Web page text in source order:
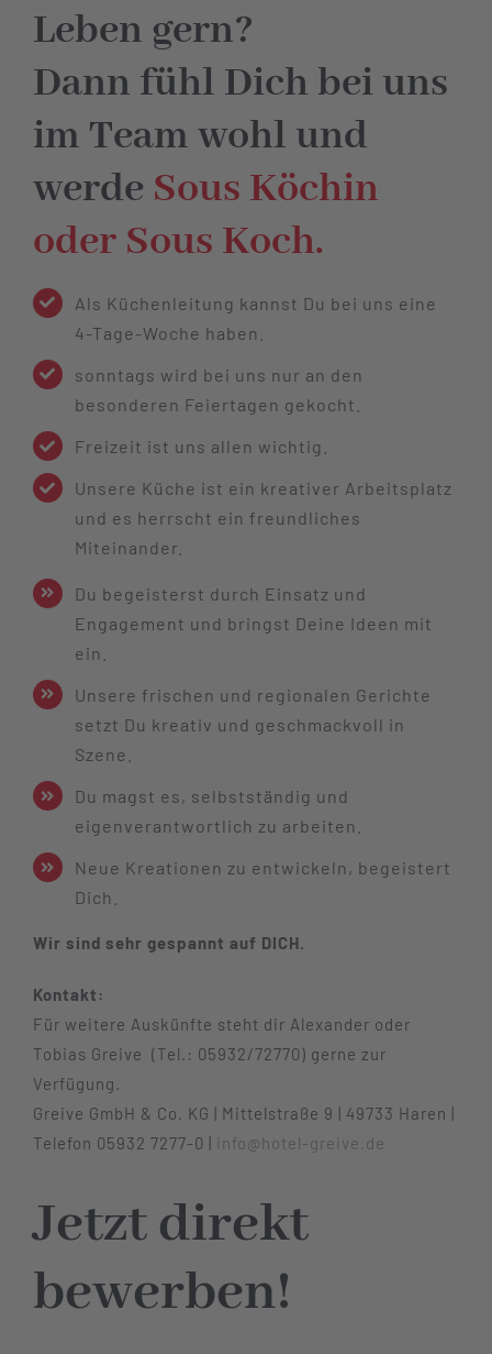
Leben gern?
Dann fühl Dich bei uns
im Team wohl und
werde Sous Köchin
oder Sous Koch.
Als Küchenleitung kannst Du bei uns eine
4-Tage-Woche haben.
sonntags wird bei uns nur an den
besonderen Feiertagen gekocht.
Freizeit ist uns allen wichtig.
Unsere Küche ist ein kreativer Arbeitsplatz
und es herrscht ein freundliches
Miteinander.
Du begeisterst durch Einsatz und
Engagement und bringst Deine Ideen mit
ein.
Unsere frischen und regionalen Gerichte
setzt Du kreativ und geschmackvoll in
Szene.
Du magst es, selbstständig und
eigenverantwortlich zu arbeiten.
Neue Kreationen zu entwickeln, begeistert
Dich.
Wir sind sehr gespannt auf DICH.
Kontakt:
Für weitere Auskünfte steht dir Alexander oder
Tobias Greive (Tel.: 05932/72770) gerne zur
Verfügung.
Greive GmbH & Co. KG | Mittelstraße 9 | 49733 Haren |
Telefon 05932 7277-0 |
info@hotel-greive.de
Jetzt direkt
bewerben!